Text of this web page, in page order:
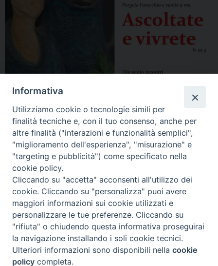
Informativa
Utilizziamo cookie o tecnologie simili per
finalità tecniche e, con il tuo consenso, anche per
altre finalità ("interazioni e funzionalità semplici",
"miglioramento dell'esperienza", "misurazione" e
"targeting e pubblicità") come specificato nella
cookie policy.
Cliccando su "accetta" acconsenti all'utilizzo dei
cookie. Cliccando su "personalizza" puoi avere
maggiori informazioni sui cookie utilizzati e
personalizzare le tue preferenze. Cliccando su
"rifiuta" o chiudendo questa informativa proseguirai
la navigazione installando i soli cookie tecnici.
Ulteriori informazioni sono disponibili nellacookie
policy completa.